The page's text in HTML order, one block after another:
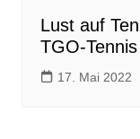
Lust auf
TGO-
17. Mai 2022